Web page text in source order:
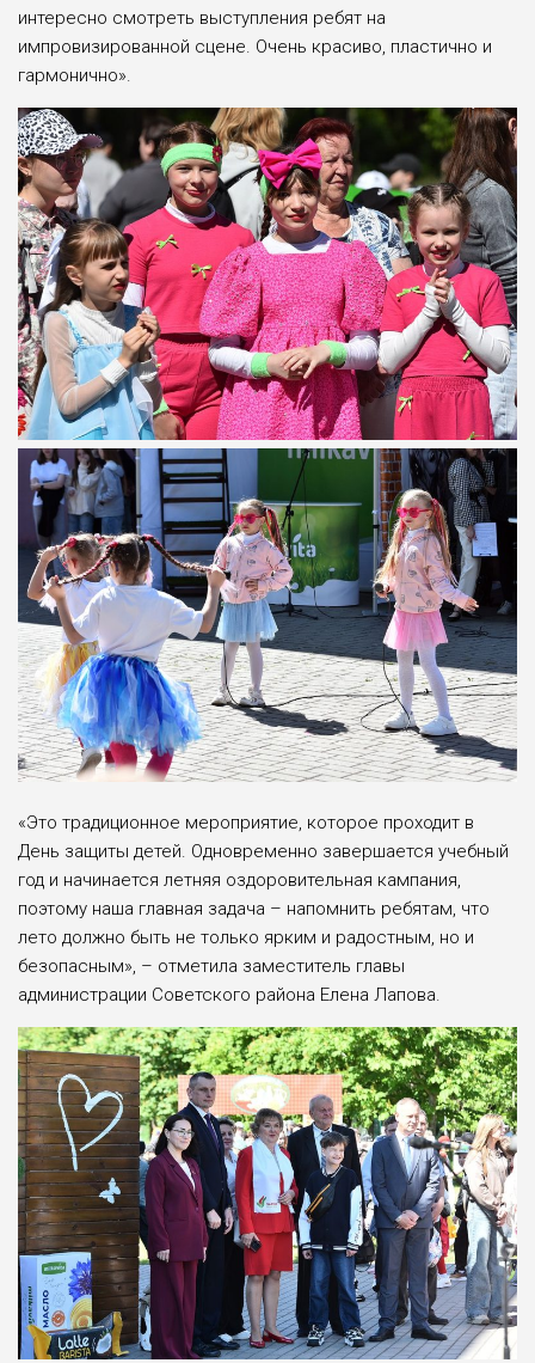
интересно смотреть выступления ребят на
импровизированной сцене. Очень красиво, пластично и
гармонично».
«Это традиционное мероприятие, которое проходит в
День защиты детей. Одновременно завершается учебный
год и начинается летняя оздоровительная кампания,
поэтому наша главная задача – напомнить ребятам, что
лето должно быть не только ярким и радостным, но и
безопасным», – отметила заместитель главы
администрации Советского района Елена Лапова.